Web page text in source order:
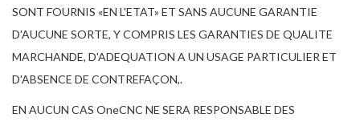
SONT FOURNIS «EN L'ETAT» ET SANS AUCUNE GARANTIE
D'AUCUNE SORTE, Y COMPRIS LES GARANTIES DE QUALITE
MARCHANDE, D'ADEQUATION A UN USAGE PARTICULIER ET
D'ABSENCE DE CONTREFAÇON,.
EN AUCUN CAS OneCNC NE SERA RESPONSABLE DES